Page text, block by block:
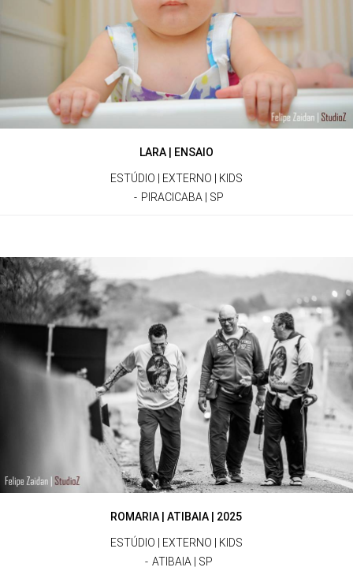
LARA | ENSAIO
ESTÚDIO | EXTERNO | KIDS
PIRACICABA | SP
ROMARIA | ATIBAIA | 2025
ESTÚDIO | EXTERNO | KIDS
ATIBAIA | SP